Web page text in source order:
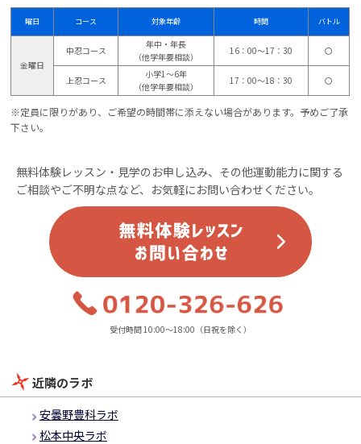
曜日 コース 対象年齢 時間 バトル
金曜日
中忍コース
年中・年長
（他学年要相談）
16：00～17：30 〇
上忍コース
小学1～6年
（他学年要相談）
17：00～18：30 〇
※定員に限りがあり、ご希望の時間帯に添えない場合があります。予めご了承
下さい。
無料体験レッスン・見学のお申し込み、その他運動能力に関する
ご相談やご不明な点など、お気軽にお問い合わせください。
受付時間 10:00～18:00（日祝を除く）
近隣のラボ
安曇野豊科ラボ
松本中央ラボ